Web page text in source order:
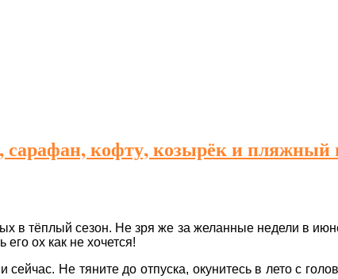
кофту, козырёк и пляжный
в тёплый сезон. Не зря же за желанные недели в
ох как не хочется!
Не тяните до отпуска, окунитесь в лето с